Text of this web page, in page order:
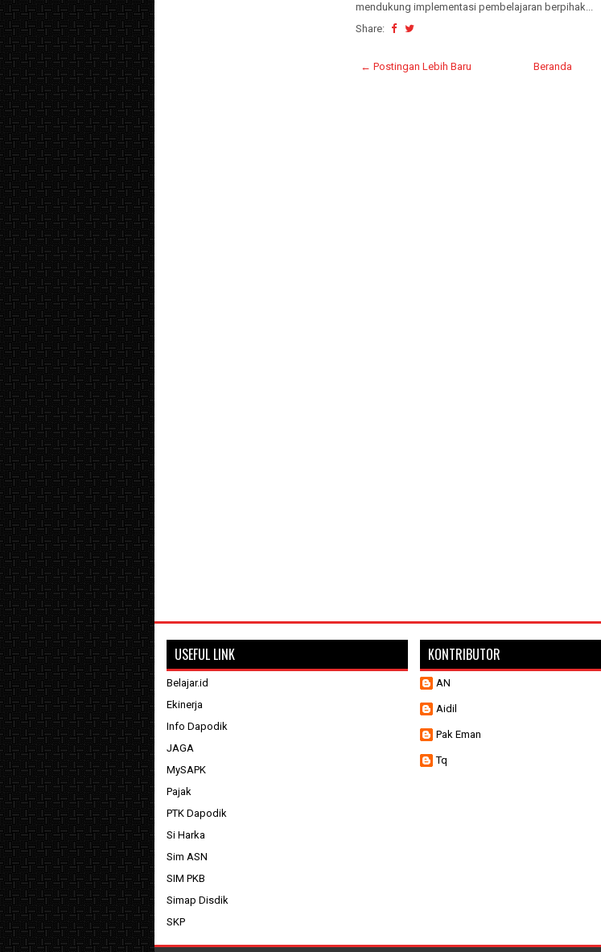
mendukung implementasi pembelajaran berpihak...
Share:
← Postingan Lebih Baru Beranda
USEFUL LINK
Belajar.id
Ekinerja
Info Dapodik
JAGA
MySAPK
Pajak
PTK Dapodik
Si Harka
Sim ASN
SIM PKB
Simap Disdik
SKP
KONTRIBUTOR
AN
Aidil
Pak Eman
Tq